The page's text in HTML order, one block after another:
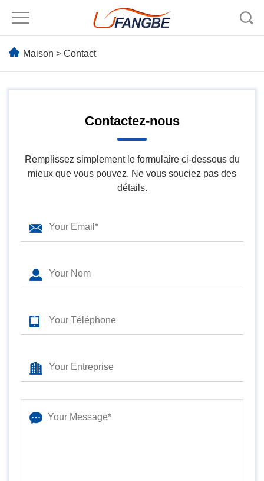
Maison > Contact
Contactez-nous
Remplissez simplement le formulaire ci-dessous du
mieux que vous pouvez. Ne vous souciez pas des
détails.